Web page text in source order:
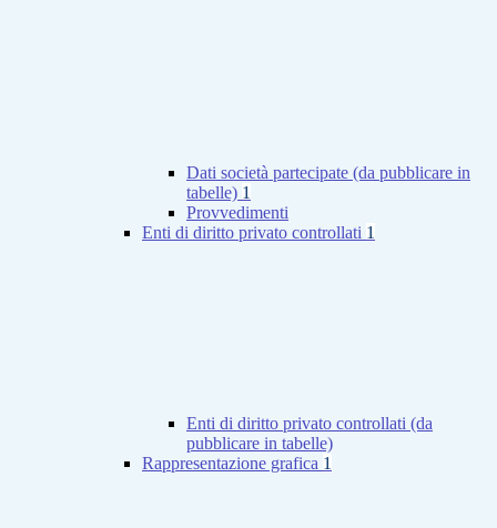
Dati società partecipate (da pubblicare in
tabelle) 1
Provvedimenti
Enti di diritto privato controllati 1
Enti di diritto privato controllati (da
pubblicare in tabelle)
Rappresentazione grafica 1